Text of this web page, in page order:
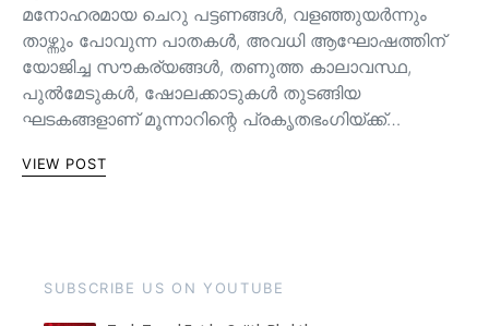
മനോഹരമായ ചെറു പട്ടണങ്ങള്‍, വളഞ്ഞുയര്‍ന്നും
താഴ്ന്നും പോവുന്ന പാതകള്‍, അവധി ആഘോഷത്തിന്
യോജിച്ച സൗകര്യങ്ങള്‍, തണുത്ത കാലാവസ്ഥ,
പുൽമേടുകൾ, ഷോലക്കാടുകൾ തുടങ്ങിയ
ഘടകങ്ങളാണ് മൂന്നാറിന്റെ പ്രകൃതഭംഗിയ്ക്ക്…
VIEW POST
SUBSCRIBE US ON YOUTUBE